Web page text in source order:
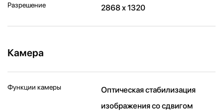
Разрешение 2868 x 1320
Камера
Функции камеры
Оптическая стабилизация
изображения со сдвигом